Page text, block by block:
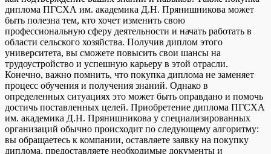
диплома ПГСХА им. академика Д.Н. Прянишникова может
быть полезна тем, кто хочет изменить свою
профессиональную сферу деятельности и начать работать в
области сельского хозяйства. Получив диплом этого
университета, вы сможете повысить свои шансы на
трудоустройство и успешную карьеру в этой отрасли.
Конечно, важно помнить, что покупка диплома не заменяет
процесс обучения и получения знаний. Однако в
определенных ситуациях это может быть оправдано и помочь
достичь поставленных целей. Приобретение диплома ПГСХА
им. академика Д.Н. Прянишникова у специализированных
организаций обычно происходит по следующему алгоритму:
вы обращаетесь к компании, оставляете заявку на покупку
диплома, предоставляете необходимые документы и